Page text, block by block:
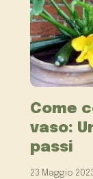
Come
vaso:
passi
23 Maggio